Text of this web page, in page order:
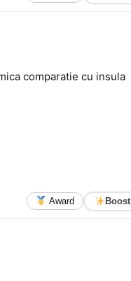
comparatie cu insula
Award Boost